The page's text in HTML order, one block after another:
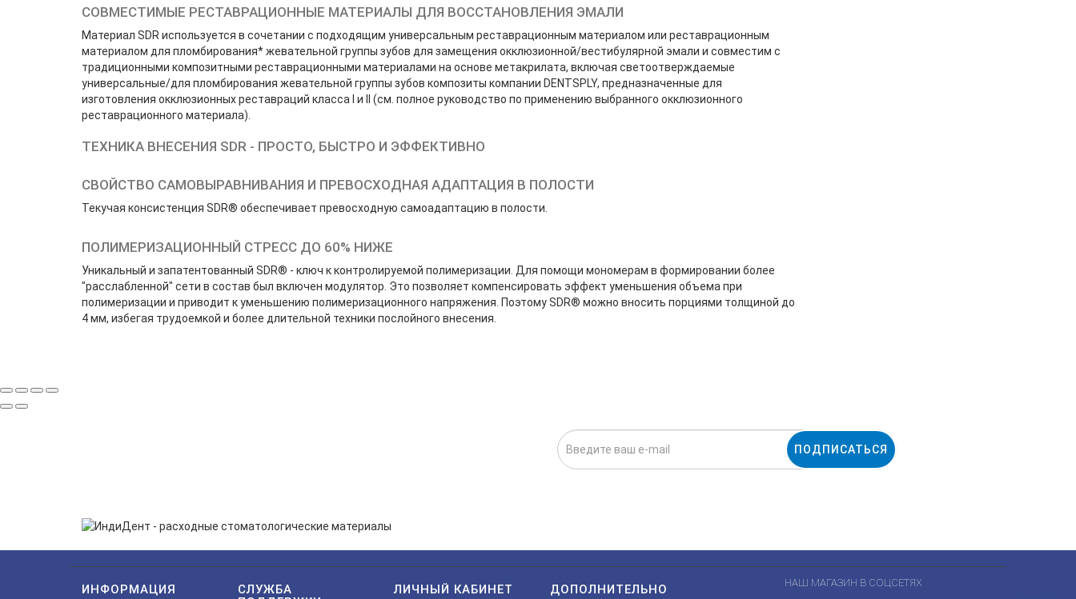
СОВМЕСТИМЫЕ РЕСТАВРАЦИОННЫЕ МАТЕРИАЛЫ ДЛЯ ВОССТАНОВЛЕНИЯ ЭМАЛИ
Материал SDR используется в сочетании с подходящим универсальным реставрационным материалом или реставрационным
материалом для пломбирования* жевательной группы зубов для замещения окклюзионной/вестибулярной эмали и совместим с
традиционными композитными реставрационными материалами на основе метакрилата, включая светоотверждаемые
универсальные/для пломбирования жевательной группы зубов композиты компании DENTSPLY, предназначенные для
изготовления окклюзионных реставраций класса I и II (cм. полное руководство по применению выбранного окклюзионного
реставрационного материала).
ТЕХНИКА ВНЕСЕНИЯ SDR - ПРОСТО, БЫСТРО И ЭФФЕКТИВНО
СВОЙСТВО САМОВЫРАВНИВАНИЯ И ПРЕВОСХОДНАЯ АДАПТАЦИЯ В ПОЛОСТИ
Текучая консистенция SDR® обеспечивает превосходную самоадаптацию в полости.
ПОЛИМЕРИЗАЦИОННЫЙ СТРЕСС ДО 60% НИЖЕ
Уникальный и запатентованный SDR® - ключ к контролируемой полимеризации. Для помощи мономерам в формировании более
"расслабленной" сети в состав был включен модулятор. Это позволяет компенсировать эффект уменьшения объема при
полимеризации и приводит к уменьшению полимеризационного напряжения. Поэтому SDR® можно вносить порциями толщиной до
4 мм, избегая трудоемкой и более длительной техники послойного внесения.
ПОДПИСАТЬСЯ
ИНФОРМАЦИЯ
СЛУЖБА
ЛИЧНЫЙ КАБИНЕТ ДОПОЛНИТЕЛЬНО НАШ МАГАЗИН В СОЦСЕТЯХ